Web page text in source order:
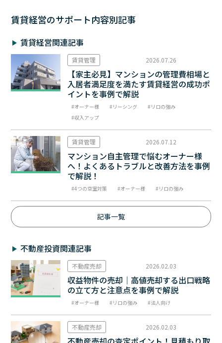
賃貸経営のサポート内容別記事
賃貸経営関連記事
賃貸管理 2026.07.26
【家主必見】マンションの管理費相場と
入居者満足度を満たす賃貸経営の成功ポ
イントを事例で解説
オーナー様 リーシング
リロの強み
収入アップ
賃貸管理 2026.07.12
マンション自主管理で悩むオーナー様
へ！よくあるトラブルと改善方法を事例
で解説！
4つの空室対策 オーナー様 リロの強み
記事一覧
不動産投資関連記事
不動産売却 2026.02.03
収益物件の売却｜高値売却する出口戦略
の立て方と注意点を事例で解説
オーナー様 リロの強み 法人向け
不動産売却 2026.02.03